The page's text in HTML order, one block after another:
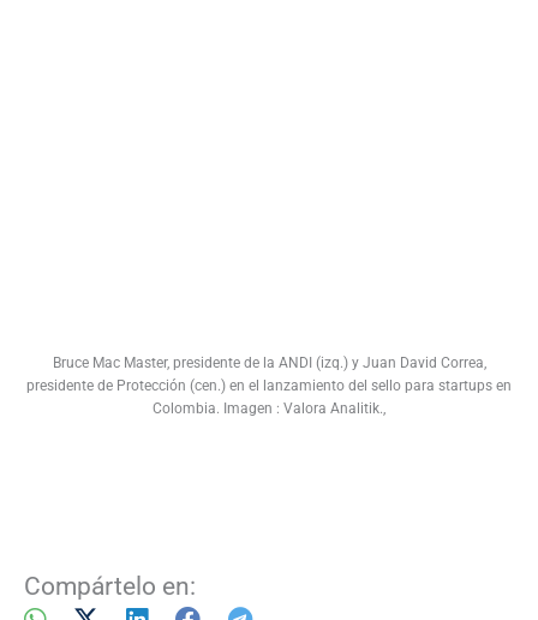
Bruce Mac Master, presidente de la ANDI (izq.) y Juan David Correa,
presidente de Protección (cen.) en el lanzamiento del sello para startups en
Colombia. Imagen : Valora Analitik.,
Compártelo en: